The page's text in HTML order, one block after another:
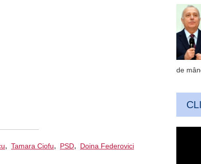
, Tamara Ciofu, PSD, Doina Federovici
de